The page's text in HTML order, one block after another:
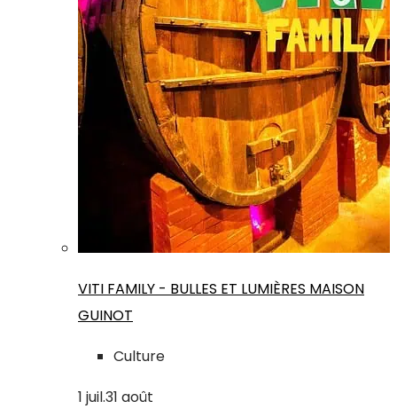
VITI FAMILY - BULLES ET LUMIÈRES MAISON
GUINOT
Culture
1 juil.31 août